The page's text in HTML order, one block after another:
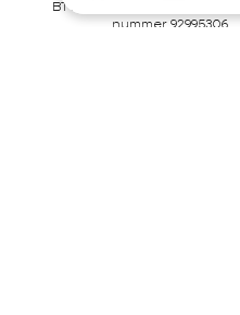
BTW-nummer
nummer 92995306